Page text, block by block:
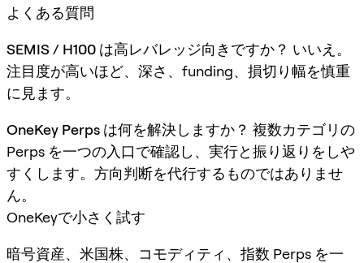
よくある質問
SEMIS / H100 は高レバレッジ向きですか？ いいえ。
注目度が高いほど、深さ、funding、損切り幅を慎重
に見ます。
OneKey Perps は何を解決しますか？ 複数カテゴリの
Perps を一つの入口で確認し、実行と振り返りをしや
すくします。方向判断を代行するものではありませ
ん。
OneKeyで小さく試す
暗号資産、米国株、コモディティ、指数 Perps を一